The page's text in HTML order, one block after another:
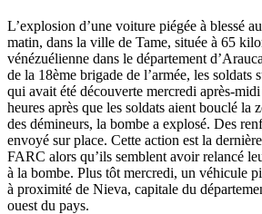
L’explosion d’une voiture piégée à blessé
matin, dans la ville de Tame, située à 65
vénézuélienne dans le département
de la 18ème brigade de l’armée, les soldats
qui avait été découverte mercredi après-
heures après que les soldats aient bouclé la
des démineurs, la bombe a explosé. Des
envoyé sur place. Cette action est la
FARC alors qu’ils semblent avoir relancé
à la bombe. Plus tôt mercredi, un véhicule
à proximité de Nieva, capitale du
ouest du pays.